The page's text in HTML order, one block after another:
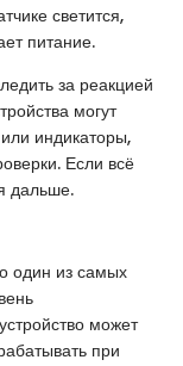
светится,
питание.
за реакцией
могут
индикаторы,
Если всё
дальше.
один из самых
может
при